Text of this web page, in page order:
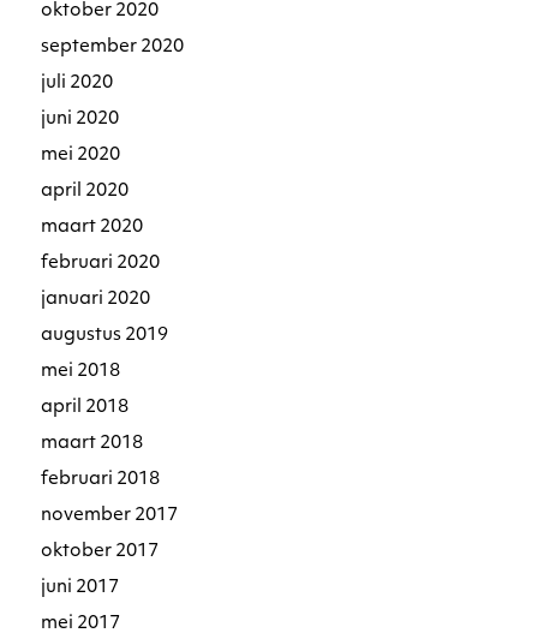
oktober 2020
september 2020
juli 2020
juni 2020
mei 2020
april 2020
maart 2020
februari 2020
januari 2020
augustus 2019
mei 2018
april 2018
maart 2018
februari 2018
november 2017
oktober 2017
juni 2017
mei 2017